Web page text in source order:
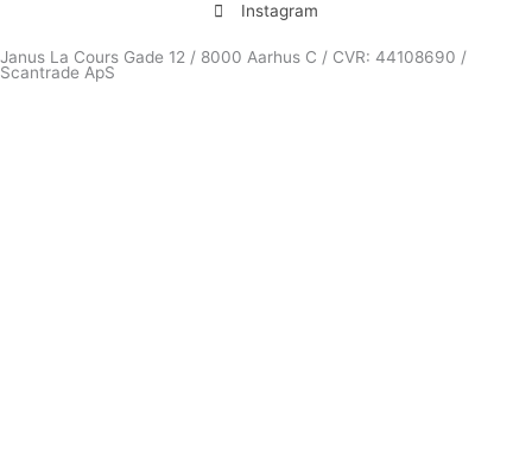
Instagram
Janus La Cours Gade 12 / 8000 Aarhus C / CVR: 44108690 /
Scantrade ApS